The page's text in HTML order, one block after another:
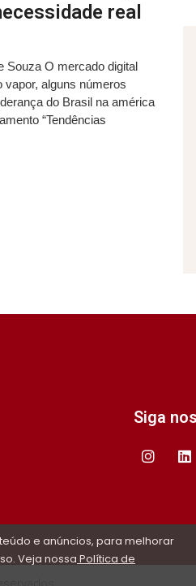
real
Souza O mercado digital
vapor, alguns números
do Brasil na américa
“Tendências
Siga
e anúncios, para melhorar
Veja nossa Política de